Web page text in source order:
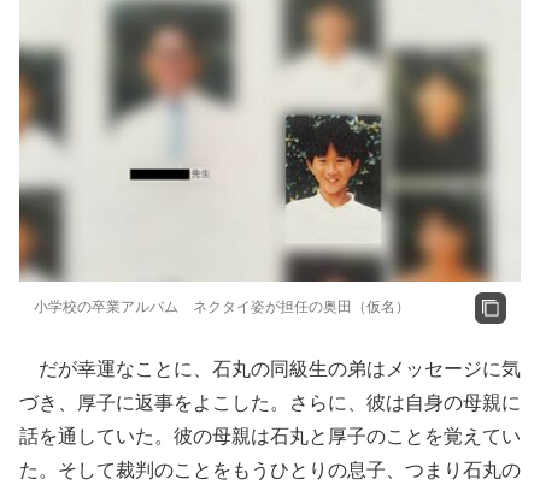
小学校の卒業アルバム ネクタイ姿が担任の奥田（仮名）
だが幸運なことに、石丸の同級生の弟はメッセージに気
づき、厚子に返事をよこした。さらに、彼は自身の母親に
話を通していた。彼の母親は石丸と厚子のことを覚えてい
た。そして裁判のことをもうひとりの息子、つまり石丸の